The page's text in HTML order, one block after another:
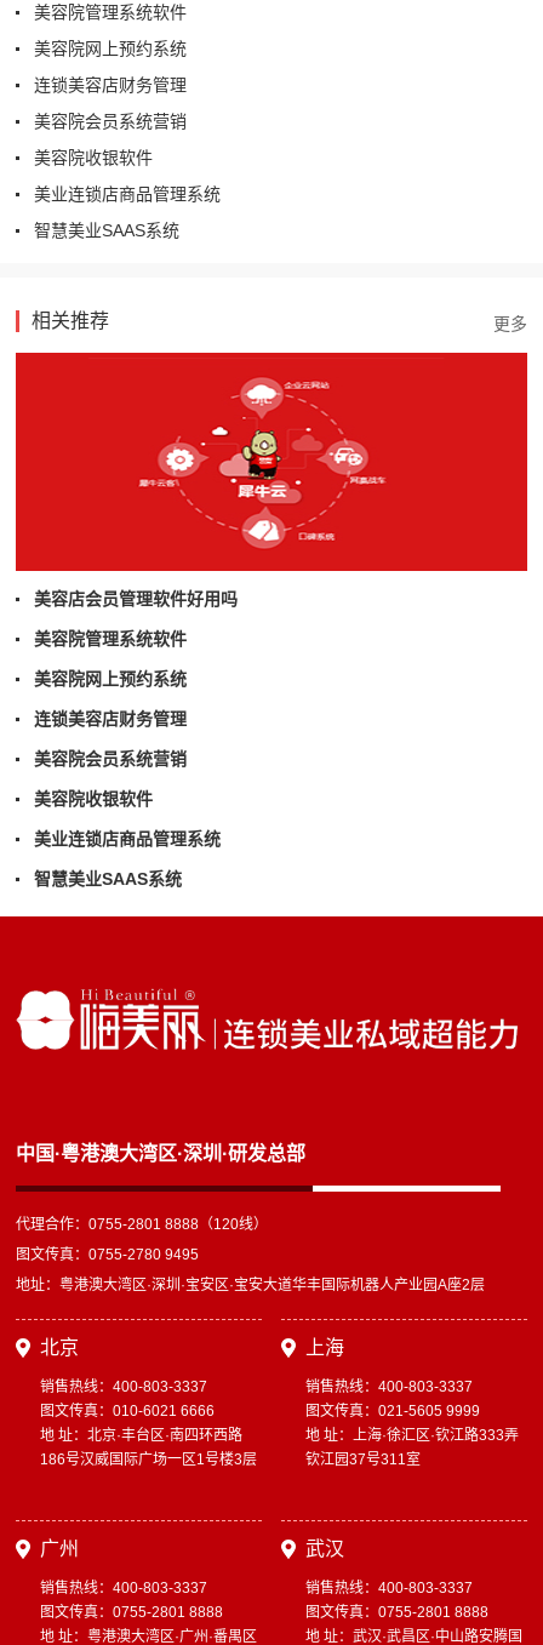
美容院管理系统软件
美容院网上预约系统
连锁美容店财务管理
美容院会员系统营销
美容院收银软件
美业连锁店商品管理系统
智慧美业SAAS系统
相关推荐
美容店会员管理软件好用吗
美容院管理系统软件
美容院网上预约系统
连锁美容店财务管理
美容院会员系统营销
美容院收银软件
美业连锁店商品管理系统
智慧美业SAAS系统
中国·粤港澳大湾区·深圳·研发总部
代理合作：0755-2801 8888（120线）
图文传真：0755-2780 9495
地址：粤港澳大湾区·深圳·宝安区·宝安大道华丰国际机器人产业园A座2层
北京
销售热线：400-803-3337
图文传真：010-6021 6666
地 址：北京·丰台区·南四环西路
186号汉威国际广场一区1号楼3层
上海
销售热线：400-803-3337
图文传真：021-5605 9999
地 址：上海·徐汇区·钦江路333弄
钦江园37号311室
广州
销售热线：400-803-3337
图文传真：0755-2801 8888
地 址：粤港澳大湾区·广州·番禺区
武汉
销售热线：400-803-3337
图文传真：0755-2801 8888
地 址：武汉·武昌区·中山路安腾国